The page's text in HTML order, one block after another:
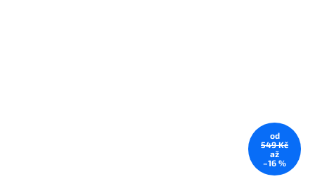
od
549 Kč
až
–16 %